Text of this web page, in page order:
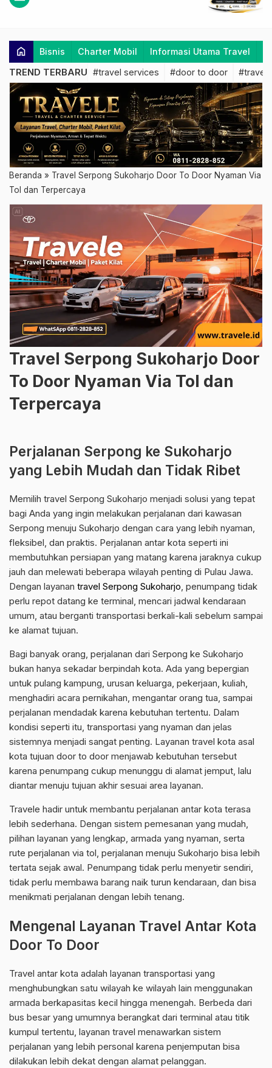
home Bisnis Charter Mobil Informasi Utama Travel
TREND TERBARU #travel services #door to door #travel
Beranda » Travel Serpong Sukoharjo Door To Door Nyaman Via
Tol dan Terpercaya
Travel Serpong Sukoharjo Door
To Door Nyaman Via Tol dan
Terpercaya
Perjalanan Serpong ke Sukoharjo
yang Lebih Mudah dan Tidak Ribet
Memilih travel Serpong Sukoharjo menjadi solusi yang tepat
bagi Anda yang ingin melakukan perjalanan dari kawasan
Serpong menuju Sukoharjo dengan cara yang lebih nyaman,
fleksibel, dan praktis. Perjalanan antar kota seperti ini
membutuhkan persiapan yang matang karena jaraknya cukup
jauh dan melewati beberapa wilayah penting di Pulau Jawa.
Dengan layanan travel Serpong Sukoharjo, penumpang tidak
perlu repot datang ke terminal, mencari jadwal kendaraan
umum, atau berganti transportasi berkali-kali sebelum sampai
ke alamat tujuan.
Bagi banyak orang, perjalanan dari Serpong ke Sukoharjo
bukan hanya sekadar berpindah kota. Ada yang bepergian
untuk pulang kampung, urusan keluarga, pekerjaan, kuliah,
menghadiri acara pernikahan, mengantar orang tua, sampai
perjalanan mendadak karena kebutuhan tertentu. Dalam
kondisi seperti itu, transportasi yang nyaman dan jelas
sistemnya menjadi sangat penting. Layanan travel kota asal
kota tujuan door to door menjawab kebutuhan tersebut
karena penumpang cukup menunggu di alamat jemput, lalu
diantar menuju tujuan akhir sesuai area layanan.
Travele hadir untuk membantu perjalanan antar kota terasa
lebih sederhana. Dengan sistem pemesanan yang mudah,
pilihan layanan yang lengkap, armada yang nyaman, serta
rute perjalanan via tol, perjalanan menuju Sukoharjo bisa lebih
tertata sejak awal. Penumpang tidak perlu menyetir sendiri,
tidak perlu membawa barang naik turun kendaraan, dan bisa
menikmati perjalanan dengan lebih tenang.
Mengenal Layanan Travel Antar Kota
Door To Door
Travel antar kota adalah layanan transportasi yang
menghubungkan satu wilayah ke wilayah lain menggunakan
armada berkapasitas kecil hingga menengah. Berbeda dari
bus besar yang umumnya berangkat dari terminal atau titik
kumpul tertentu, layanan travel menawarkan sistem
perjalanan yang lebih personal karena penjemputan bisa
dilakukan lebih dekat dengan alamat pelanggan.